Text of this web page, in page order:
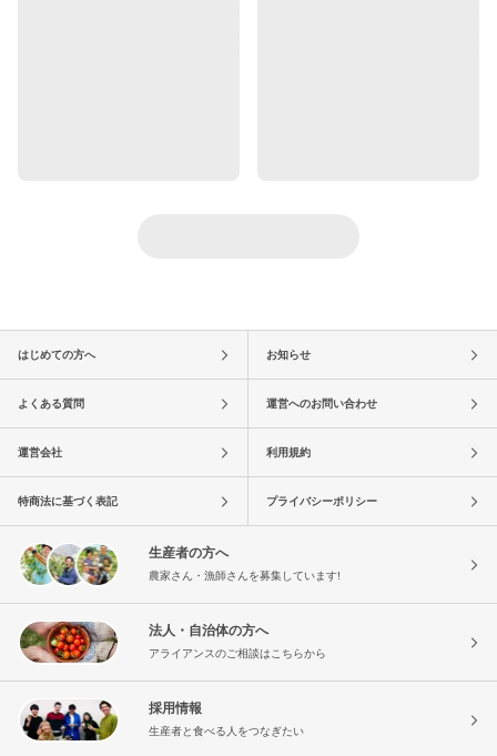
はじめての方へ お知らせ
よくある質問 運営へのお問い合わせ
運営会社 利用規約
特商法に基づく表記 プライバシーポリシー
生産者の方へ
農家さん・漁師さんを募集しています!
法人・自治体の方へ
アライアンスのご相談はこちらから
採用情報
生産者と食べる人をつなぎたい